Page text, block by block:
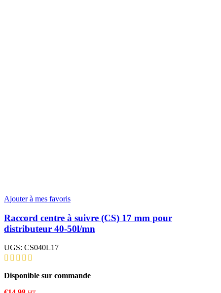
Ajouter à mes favoris
Raccord centre à suivre (CS) 17 mm pour
distributeur 40-50l/mn
UGS: CS040L17
Disponible sur commande